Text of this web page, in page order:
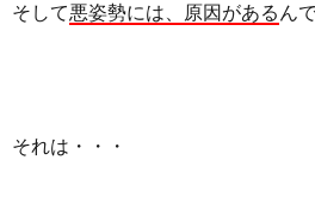
そして悪姿勢には、原因がある ん
それは・・・